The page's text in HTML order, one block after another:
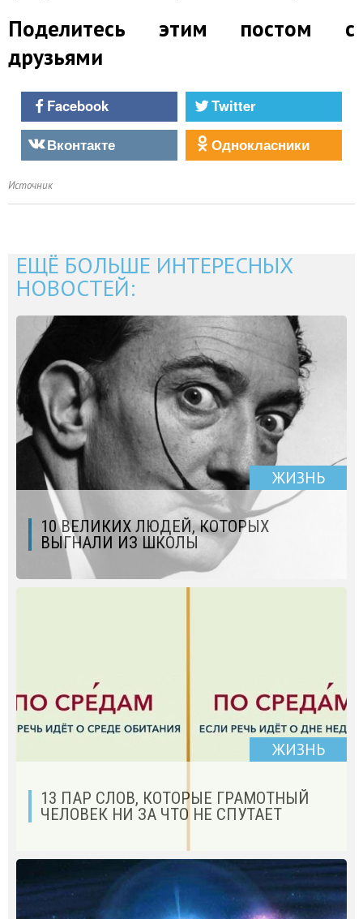
Поделитесь этим постом с
друзьями
Facebook
Twitter
Вконтакте
Однокласники
Источник
ЕЩЁ БОЛЬШЕ ИНТЕРЕСНЫХ
НОВОСТЕЙ:
ЖИЗНЬ
10 ВЕЛИКИХ ЛЮДЕЙ, КОТОРЫХ
ВЫГНАЛИ ИЗ ШКОЛЫ
ЖИЗНЬ
13 ПАР СЛОВ, КОТОРЫЕ ГРАМОТНЫЙ
ЧЕЛОВЕК НИ ЗА ЧТО НЕ СПУТАЕТ